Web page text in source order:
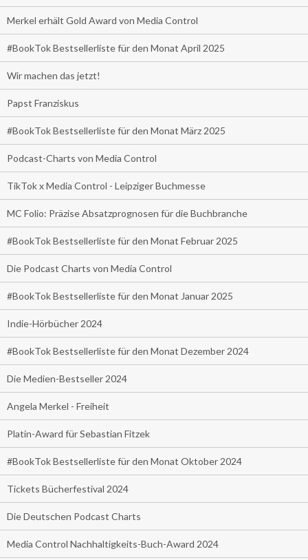
Merkel erhält Gold Award von Media Control
#BookTok Bestsellerliste für den Monat April 2025
Wir machen das jetzt!
Papst Franziskus
#BookTok Bestsellerliste für den Monat März 2025
Podcast-Charts von Media Control
TikTok x Media Control - Leipziger Buchmesse
MC Folio: Präzise Absatzprognosen für die Buchbranche
#BookTok Bestsellerliste für den Monat Februar 2025
Die Podcast Charts von Media Control
#BookTok Bestsellerliste für den Monat Januar 2025
Indie-Hörbücher 2024
#BookTok Bestsellerliste für den Monat Dezember 2024
Die Medien-Bestseller 2024
Angela Merkel - Freiheit
Platin-Award für Sebastian Fitzek
#BookTok Bestsellerliste für den Monat Oktober 2024
Tickets Bücherfestival 2024
Die Deutschen Podcast Charts
Media Control Nachhaltigkeits-Buch-Award 2024